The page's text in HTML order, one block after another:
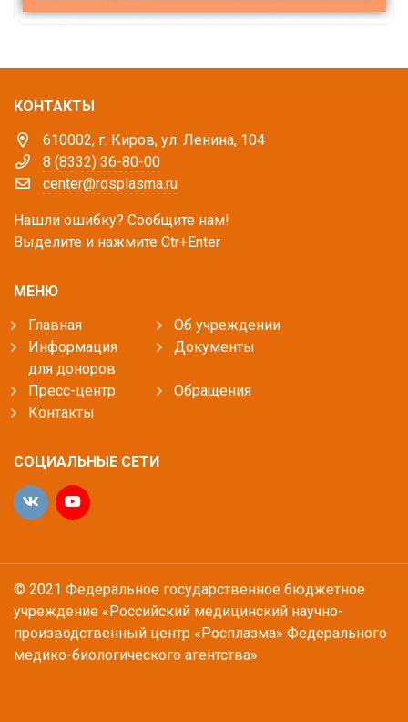
КОНТАКТЫ
610002, г. Киров, ул. Ленина, 104
8 (8332) 36-80-00
center@rosplasma.ru
Нашли ошибку? Сообщите нам!
Выделите и нажмите Ctr+Enter
МЕНЮ
Главная
Об учреждении
Информация
для доноров
Документы
Пресс-центр
Обращения
Контакты
СОЦИАЛЬНЫЕ СЕТИ
© 2021 Федеральное государственное бюджетное
учреждение «Российский медицинский научно-
производственный центр «Росплазма» Федерального
медико-биологического агентства»